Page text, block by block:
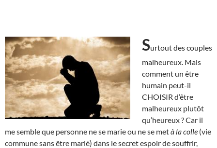
Surtout des couples
malheureux. Mais
comment un être
humain peut-il
CHOISIR d’être
malheureux plutôt
qu’heureux ? Car il
me semble que personne ne se marie ou ne se metà la colle (vie
commune sans être marié) dans le secret espoir de souffrir,